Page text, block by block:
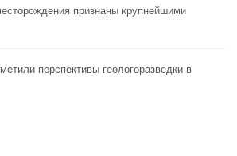
признаны крупнейшими
перспективы геологоразведки в